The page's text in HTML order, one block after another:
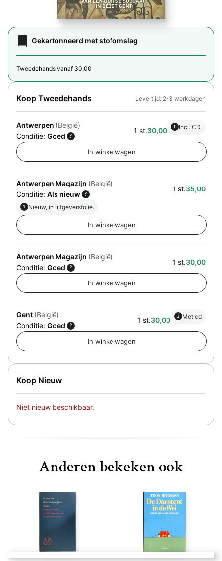
Gekartonneerd met stofomslag
Tweedehands vanaf 30,00
Koop Tweedehands
Antwerpen (België)
Conditie: Goed ?
1 st.30,00 i Incl. CD.
Antwerpen Magazijn (België)
Conditie: Als nieuw ?
1 st.35,00
i Nieuw, in uitgeversfolie.
Antwerpen Magazijn (België)
Conditie: Goed ?
1 st.30,00
Gent (België)
Conditie: Goed ?
1 st.30,00 i Met cd
Levertijd: 2-3 werkdagen
Koop Nieuw
Niet nieuw beschikbaar.
Anderen bekeken ook